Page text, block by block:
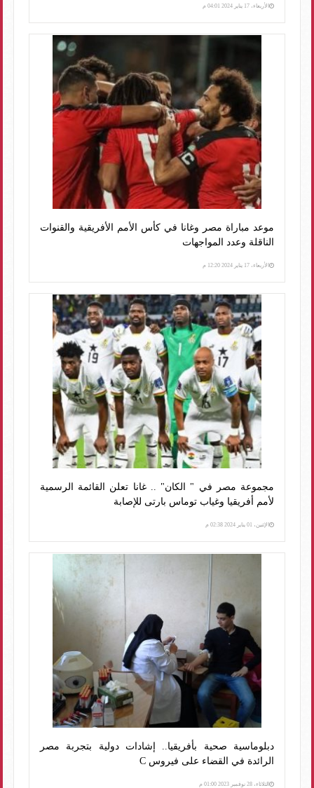
الأربعاء، 17 يناير 2024 04:01 م
موعد مباراة مصر وغانا في كأس الأمم الأفريقية والقنوات
الناقلة وعدد المواجهات
الأربعاء، 17 يناير 2024 12:20 م
مجموعة مصر في " الكان" .. غانا تعلن القائمة الرسمية
لأمم أفريقيا وغياب توماس بارتى للإصابة
الإثنين، 01 يناير 2024 02:38 م
دبلوماسية صحية بأفريقيا.. إشادات دولية بتجربة مصر
الرائدة في القضاء على فيروس C
الثلاثاء، 28 نوفمبر 2023 01:00 م